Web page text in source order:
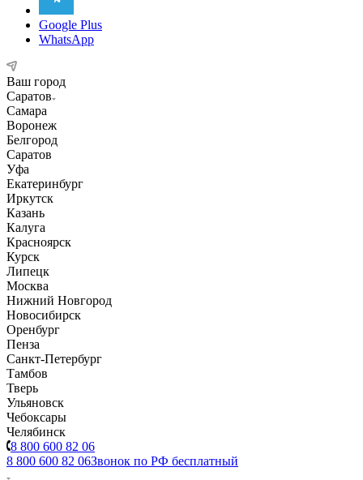
Google Plus
WhatsApp
Ваш город
Саратов
Самара
Воронеж
Белгород
Саратов
Уфа
Екатеринбург
Иркутск
Казань
Калуга
Красноярск
Курск
Липецк
Москва
Нижний Новгород
Новосибирск
Оренбург
Пенза
Санкт-Петербург
Тамбов
Тверь
Ульяновск
Чебоксары
Челябинск
8 800 600 82 06
8 800 600 82 06Звонок по РФ бесплатный